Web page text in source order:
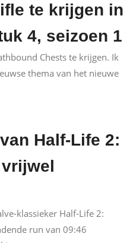
te krijgen in
4, seizoen 1
Chests te krijgen. Ik
thema van het nieuwe
Half-Life 2:
klassieker Half-Life 2:
run van 09:46